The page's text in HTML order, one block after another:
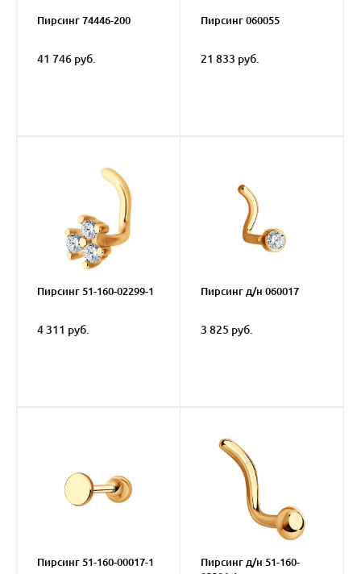
Пирсинг 74446-200
41 746 руб.
Пирсинг 060055
21 833 руб.
Пирсинг 51-160-02299-1
4 311 руб.
Пирсинг д/н 060017
3 825 руб.
Пирсинг 51-160-00017-1
Пирсинг д/н 51-160-